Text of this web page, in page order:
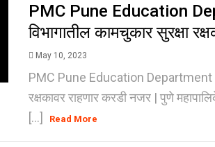
PMC Pune Education
विभागातील कामचुकार सुरक्षा
May 10, 2023
PMC Pune Education Department |
रक्षकावर राहणार करडी नजर | पुणे
[...]
Read More